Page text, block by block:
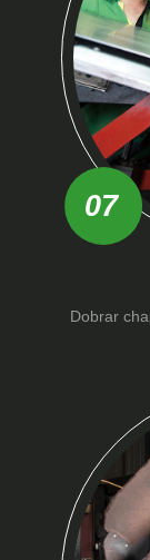
07
Dobrar